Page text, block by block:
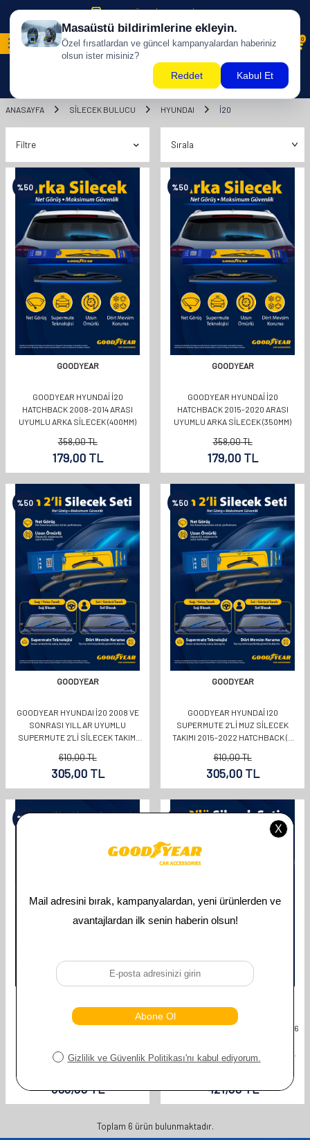
500 TL ÜZERİ KARGO BİZDEN !
0
ANASAYFA SILECEK BULUCU HYUNDAI I20
Filtre
%50
GOODYEAR
GOODYEAR HYUNDAI İ20
HATCHBACK 2008-2014 ARASI
UYUMLU ARKA SILECEK (400MM)
358,00TL
179,00 TL
%50
GOODYEAR
GOODYEAR HYUNDAI İ20
HATCHBACK 2015-2020 ARASI
UYUMLU ARKA SILECEK (350MM)
358,00TL
179,00 TL
%50
GOODYEAR
GOODYEAR HYUNDAI İ20 2008 VE
SONRASI YILLAR UYUMLU
SUPERMUTE 2'LI SILECEK TAKIMI
610,00TL
305,00TL
%50
GOODYEAR
GOODYEAR HYUNDAI I20
SUPERMUTE 2'LI MUZ SILECEK
TAKIMI 2015-2022 HATCHBACK (5
610,00TL
305,00TL
%50
GOODYEAR HYUNDAI I20
TAKIMI 2009-2014 HATCHBACK (5
KAPI) (600MM+400MM)
305,00TL
GOODYEAR HYUNDAI I20 2021-2026
SILECEK SETI (550 MM 450 MM 330
MM)
421,00TL
Toplam 6 ürün bulunmaktadır.